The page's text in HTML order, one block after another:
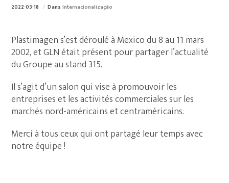
2022-03-18 DansInternacionalização
Plastimagen s’est déroulé à Mexico du 8 au 11 mars
2002, et GLN était présent pour partager l’actualité
du Groupe au stand 315.
Il s’agit d’un salon qui vise à promouvoir les
entreprises et les activités commerciales sur les
marchés nord-américains et centraméricains.
Merci à tous ceux qui ont partagé leur temps avec
notre équipe !